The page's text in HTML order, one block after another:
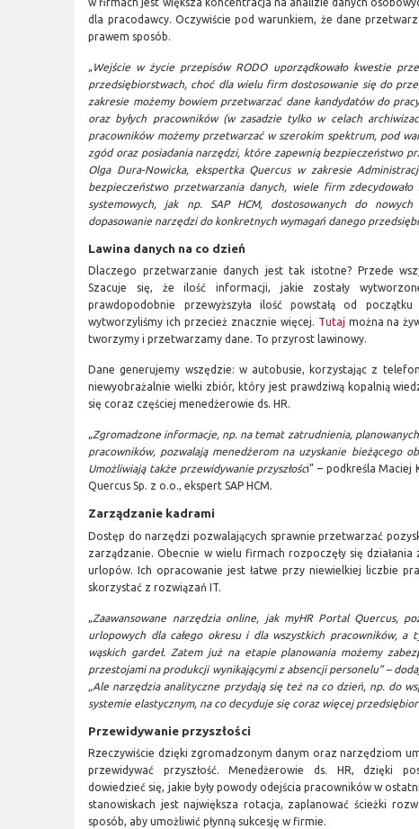
dla pracodawcy. Oczywiście pod warunkiem, że dane
prawem sposób.
„Wejście w życie przepisów RODO uporządkowało kwestie
przedsiębiorstwach, choć dla wielu firm dostosowanie się do
zakresie możemy bowiem przetwarzać dane kandydatów do
oraz byłych pracowników (w zasadzie tylko w celach
pracowników możemy przetwarzać w szerokim spektrum, pod
zgód oraz posiadania narzędzi, które zapewnią bezpieczeństwo
Olga Dura-Nowicka, ekspertka Quercus w zakresie
bezpieczeństwo przetwarzania danych, wiele firm
systemowych, jak np. SAP HCM, dostosowanych do
dopasowanie narzędzi do konkretnych wymagań danego
Lawina danych na co dzień
Dlaczego przetwarzanie danych jest tak istotne? Przede
Szacuje się, że ilość informacji, jakie zostały
prawdopodobnie przewyższyła ilość powstałą od
wytworzyliśmy ich przecież znacznie więcej. Tutaj można na
tworzymy i przetwarzamy dane. To przyrost lawinowy.
Dane generujemy wszędzie: w autobusie, korzystając z
niewyobrażalnie wielki zbiór, który jest prawdziwą kopalnią
się coraz częściej menedżerowie ds. HR.
„Zgromadzone informacje, np. na temat zatrudnienia,
pracowników, pozwalają menedżerom na uzyskanie bieżącego
Umożliwiają także przewidywanie przyszłości” – podkreśla Maciej
Quercus Sp. z o.o., ekspert SAP HCM.
Zarządzanie kadrami
Dostęp do narzędzi pozwalających sprawnie przetwarzać
zarządzanie. Obecnie w wielu firmach rozpoczęły się
urlopów. Ich opracowanie jest łatwe przy niewielkiej liczbie
skorzystać z rozwiązań IT.
„Zaawansowane narzędzia online, jak myHR Portal Quercus,
urlopowych dla całego okresu i dla wszystkich pracowników, a
wąskich gardeł. Zatem już na etapie planowania możemy
przestojami na produkcji wynikającymi z absencji personelu” –
„Ale narzędzia analityczne przydają się też na co dzień, np. do
systemie elastycznym, na co decyduje się coraz więcej
Przewidywanie przyszłości
Rzeczywiście dzięki zgromadzonym danym oraz narzędziom
przewidywać przyszłość. Menedżerowie ds. HR, dzięki
dowiedzieć się, jakie były powody odejścia pracowników w
stanowiskach jest największa rotacja, zaplanować ścieżki
sposób, aby umożliwić płynną sukcesję w firmie.